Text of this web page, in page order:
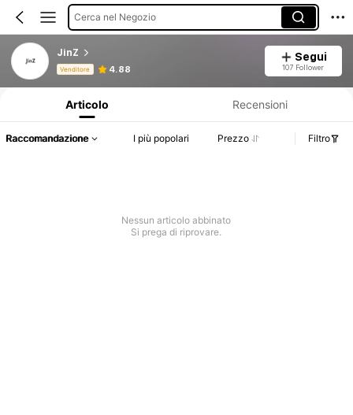
Cerca nel Negozio
JinZ
Venditore 4.88
Segui
107 Follower
Articolo Recensioni
Raccomandazione I più popolari Prezzo Filtro
Nessun articolo abbinato
Si prega di riprovare.